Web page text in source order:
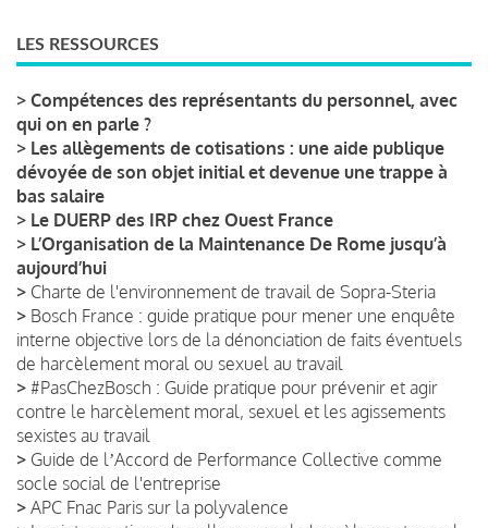
LES RESSOURCES
> Compétences des représentants du personnel, avec
qui on en parle ?
> Les allègements de cotisations : une aide publique
dévoyée de son objet initial et devenue une trappe à
bas salaire
> Le DUERP des IRP chez Ouest France
> L’Organisation de la Maintenance De Rome jusqu’à
aujourd’hui
> Charte de l'environnement de travail de Sopra-Steria
> Bosch France : guide pratique pour mener une enquête
interne objective lors de la dénonciation de faits éventuels
de harcèlement moral ou sexuel au travail
> #PasChezBosch : Guide pratique pour prévenir et agir
contre le harcèlement moral, sexuel et les agissements
sexistes au travail
> Guide de lʼAccord de Performance Collective comme
socle social de l'entreprise
> APC Fnac Paris sur la polyvalence